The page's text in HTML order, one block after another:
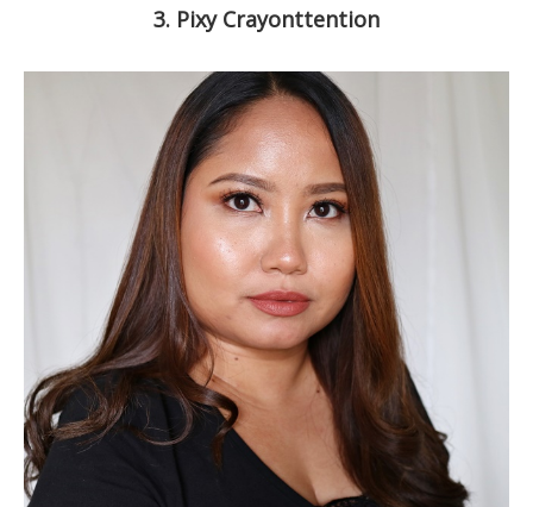
3. Pixy Crayonttention